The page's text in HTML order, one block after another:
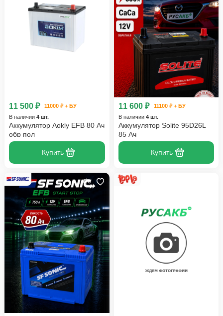
11 500 ₽
11000 ₽ + БУ
В наличии 4 шт.
Аккумулятор Aokly EFB 80 Ач
обр пол
Купить
11 600 ₽
11100 ₽ + БУ
В наличии 4 шт.
Аккумулятор Solite 95D26L
85 Ач
Купить